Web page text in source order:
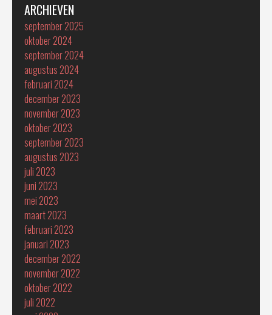
ARCHIEVEN
september 2025
oktober 2024
september 2024
augustus 2024
februari 2024
december 2023
november 2023
oktober 2023
september 2023
augustus 2023
juli 2023
juni 2023
mei 2023
maart 2023
februari 2023
januari 2023
december 2022
november 2022
oktober 2022
juli 2022